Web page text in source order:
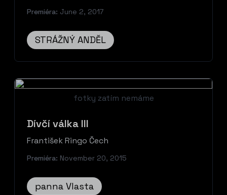
Premiéra: June 2, 2017
STRÁŽNÝ ANDĚL
fotky zatím nemáme
Dívčí válka III
František Ringo Čech
Premiéra: November 20, 2015
panna Vlasta